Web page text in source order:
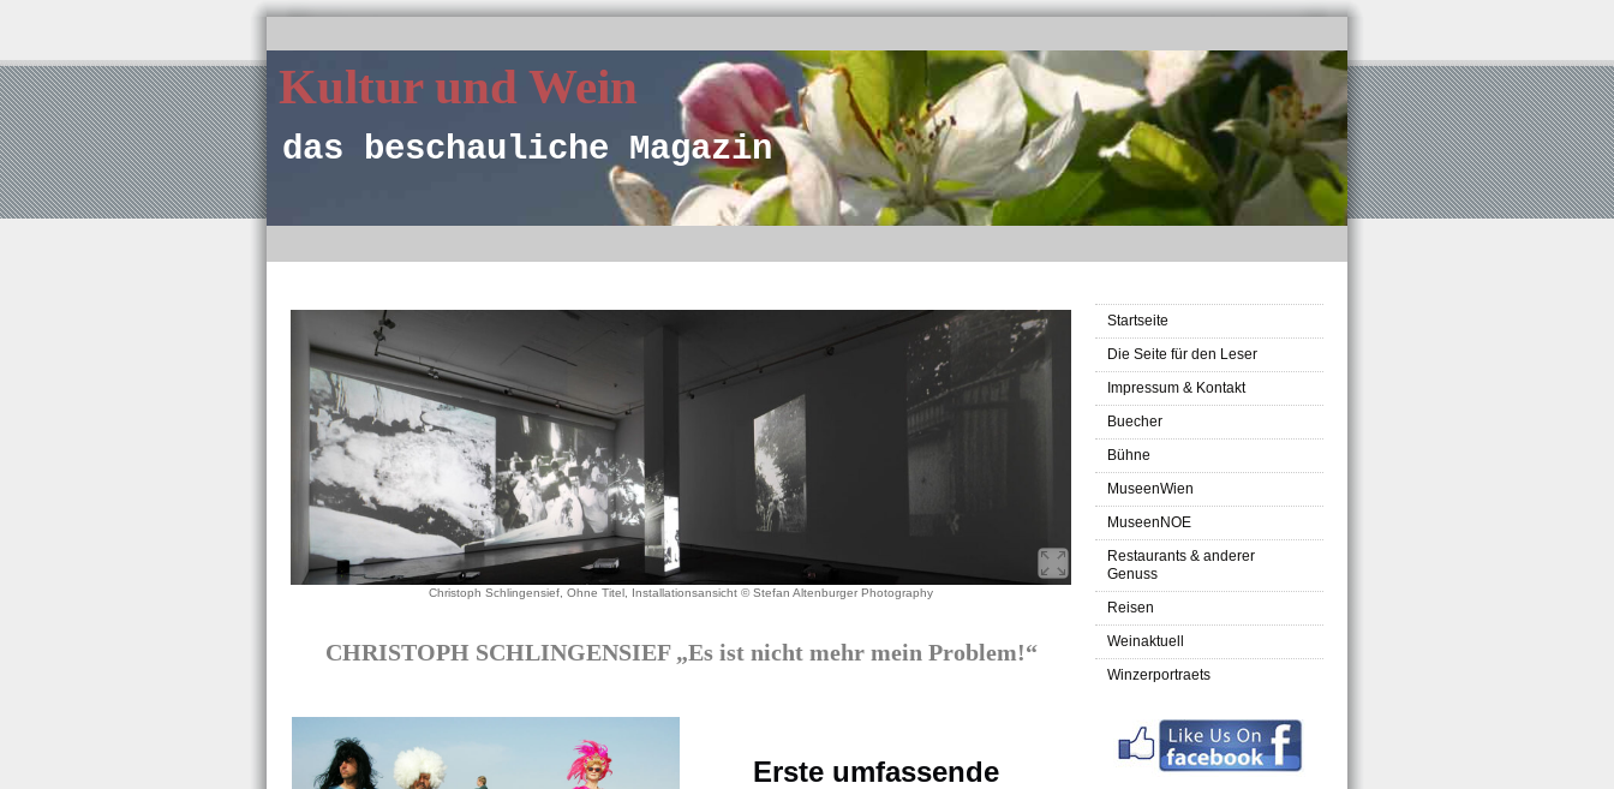
Kultur und Wein
das beschauliche Magazin
Startseite
Die Seite für den Leser
Impressum & Kontakt
Buecher
Bühne
MuseenWien
MuseenNOE
Restaurants & anderer
Genuss
Reisen
Weinaktuell
Winzerportraets
Christoph Schlingensief, Ohne Titel, Installationsansicht © Stefan Altenburger Photography
CHRISTOPH SCHLINGENSIEF „Es ist nicht mehr mein Problem!“
Erste umfassende